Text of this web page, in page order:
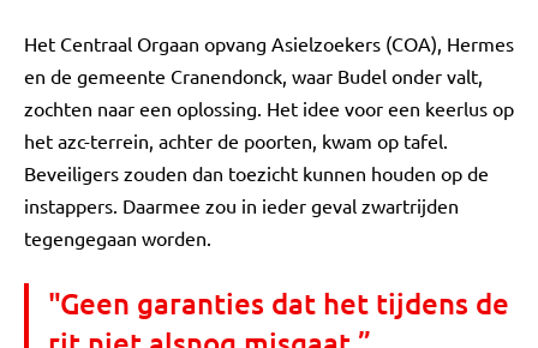
Het Centraal Orgaan opvang Asielzoekers (COA), Hermes
en de gemeente Cranendonck, waar Budel onder valt,
zochten naar een oplossing. Het idee voor een keerlus op
het azc-terrein, achter de poorten, kwam op tafel.
Beveiligers zouden dan toezicht kunnen houden op de
instappers. Daarmee zou in ieder geval zwartrijden
tegengegaan worden.
"Geen garanties dat het tijdens de